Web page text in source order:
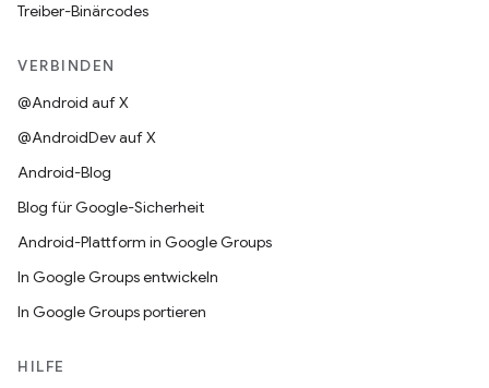
Treiber-Binärcodes
VERBINDEN
@Android auf X
@AndroidDev auf X
Android-Blog
Blog für Google-Sicherheit
Android-Plattform in Google Groups
In Google Groups entwickeln
In Google Groups portieren
HILFE